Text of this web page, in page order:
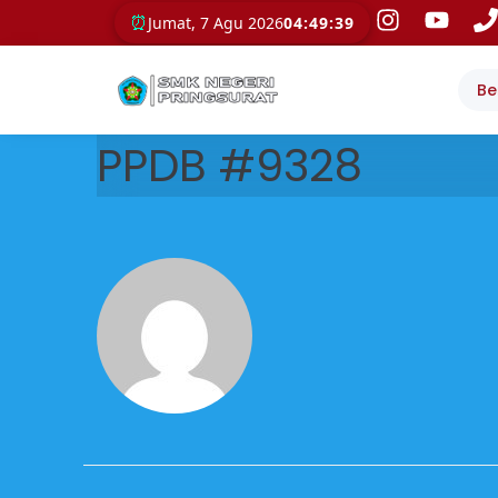
⏰ Jumat, 7 Agu 202604:49:40
PPDB #9328